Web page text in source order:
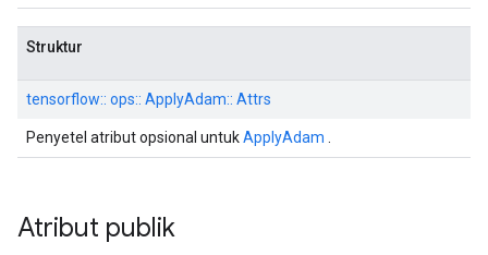
Struktur
tensorflow:: ops:: ApplyAdam:: Attrs
Penyetel atribut opsional untukApplyAdam
Atribut publik